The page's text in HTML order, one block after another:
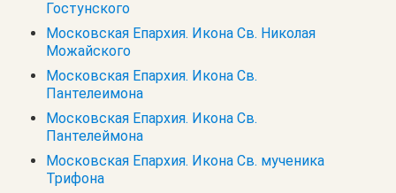
Гостунского
Московская Епархия. Икона Св. Николая
Можайского
Московская Епархия. Икона Св.
Пантелеимона
Московская Епархия. Икона Св.
Пантелеймона
Московская Епархия. Икона Св. мученика
Трифона